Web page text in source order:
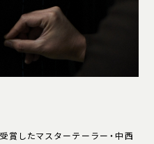
したマスターテーラー・中西